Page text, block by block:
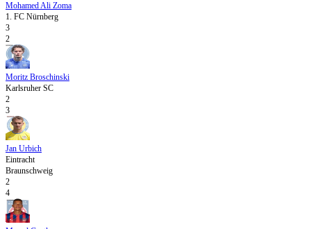
Mohamed Ali Zoma
1. FC Nürnberg
3
2
Moritz Broschinski
Karlsruher SC
2
3
Jan Urbich
Eintracht
Braunschweig
2
4